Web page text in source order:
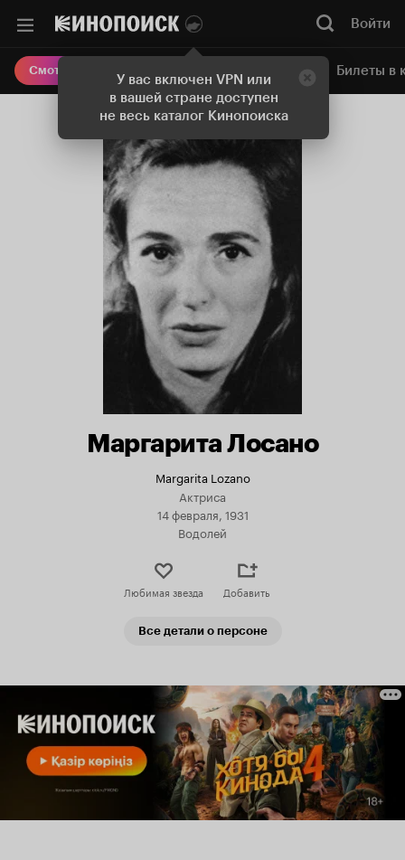
У вас включен VPN или
в вашей стране доступен
не весь каталог Кинопоиска
Войти
Смотреть кино Онлайн-кинотеатр Билеты в
Маргарита Лосано
Margarita Lozano
Актриса
14 февраля, 1931
Водолей
Любимая звезда Добавить
Все детали о персоне